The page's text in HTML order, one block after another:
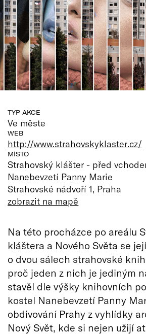
TYP AKCE
Ve měste
WEB
http://www.strahovskyklaster.cz/
MÍSTO
Strahovský klášter - před
Nanebevzetí Panny Marie
Strahovské nádvoří 1, Praha
zobrazit na mapě
Na této procházce po areálu
kláštera a Nového Světa se
o dvou sálech strahovské
proč jeden z nich je jediným
stavěl dle výšky knihovních
kostel Nanebevzetí Panny
obdivování Prahy z vyhlídky
Nový Svět, kde si nejen užijí